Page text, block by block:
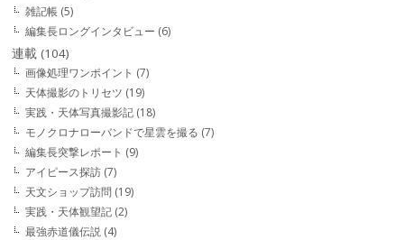
雑記帳 (5)
編集長ロングインタビュー (6)
連載 (104)
画像処理ワンポイント (7)
天体撮影のトリセツ (19)
実践・天体写真撮影記 (18)
モノクロナローバンドで星雲を撮る (7)
編集長突撃レポート (9)
アイピース探訪 (7)
天文ショップ訪問 (19)
実践・天体観望記 (2)
最強赤道儀伝説 (4)